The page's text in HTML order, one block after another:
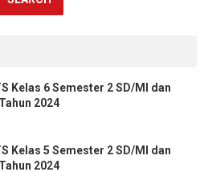
Kelas 6 Semester 2 SD/MI dan
2024
Kelas 5 Semester 2 SD/MI dan
2024